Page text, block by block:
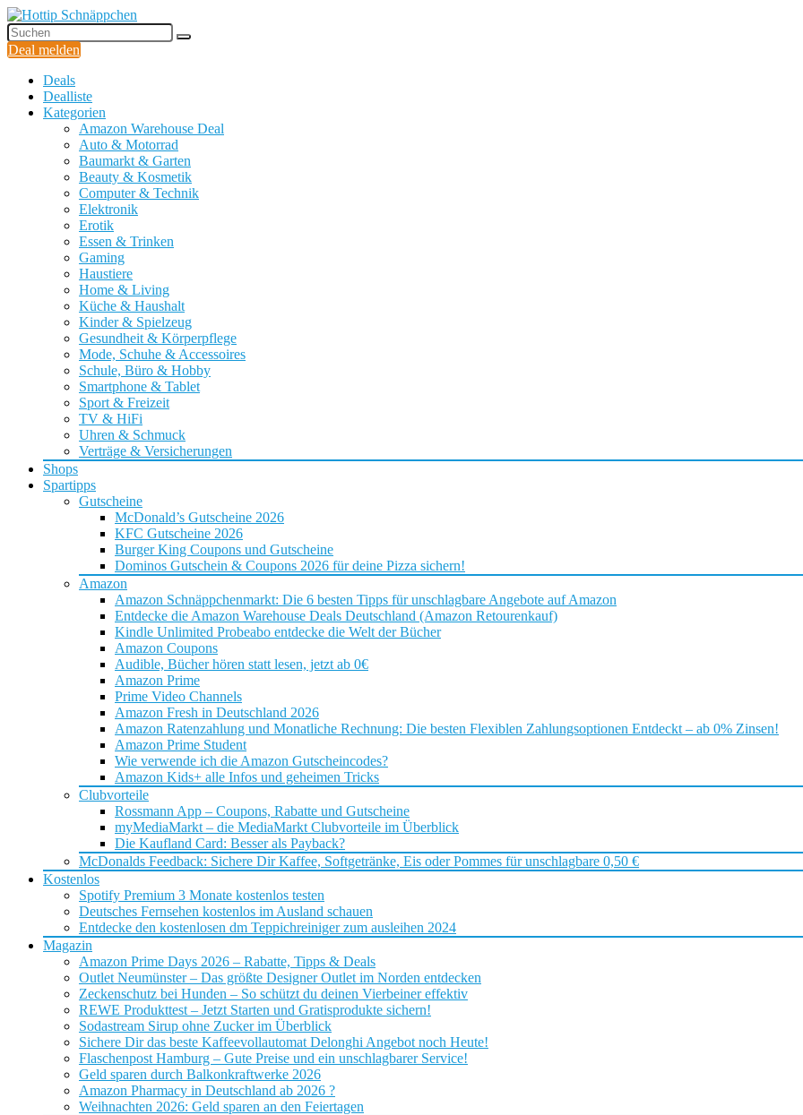
Deal melden
Deals
Dealliste
Kategorien
Amazon Warehouse Deal
Auto & Motorrad
Baumarkt & Garten
Beauty & Kosmetik
Computer & Technik
Elektronik
Erotik
Essen & Trinken
Gaming
Haustiere
Home & Living
Küche & Haushalt
Kinder & Spielzeug
Gesundheit & Körperpflege
Mode, Schuhe & Accessoires
Schule, Büro & Hobby
Smartphone & Tablet
Sport & Freizeit
TV & HiFi
Uhren & Schmuck
Verträge & Versicherungen
Shops
Spartipps
Gutscheine
McDonald’s Gutscheine 2026
KFC Gutscheine 2026
Burger King Coupons und Gutscheine
Dominos Gutschein & Coupons 2026 für deine Pizza sichern!
Amazon
Amazon Schnäppchenmarkt: Die 6 besten Tipps für unschlagbare Angebote auf Amazon
Entdecke die Amazon Warehouse Deals Deutschland (Amazon Retourenkauf)
Kindle Unlimited Probeabo entdecke die Welt der Bücher
Amazon Coupons
Audible, Bücher hören statt lesen, jetzt ab 0€
Amazon Prime
Prime Video Channels
Amazon Fresh in Deutschland 2026
Amazon Ratenzahlung und Monatliche Rechnung: Die besten Flexiblen Zahlungsoptionen Entdeckt – ab 0% Zinsen!
Amazon Prime Student
Wie verwende ich die Amazon Gutscheincodes?
Amazon Kids+ alle Infos und geheimen Tricks
Clubvorteile
Rossmann App – Coupons, Rabatte und Gutscheine
myMediaMarkt – die MediaMarkt Clubvorteile im Überblick
Die Kaufland Card: Besser als Payback?
McDonalds Feedback: Sichere Dir Kaffee, Softgetränke, Eis oder Pommes für unschlagbare 0,50 €
Kostenlos
Spotify Premium 3 Monate kostenlos testen
Deutsches Fernsehen kostenlos im Ausland schauen
Entdecke den kostenlosen dm Teppichreiniger zum ausleihen 2024
Magazin
Amazon Prime Days 2026 – Rabatte, Tipps & Deals
Outlet Neumünster – Das größte Designer Outlet im Norden entdecken
Zeckenschutz bei Hunden – So schützt du deinen Vierbeiner effektiv
REWE Produkttest – Jetzt Starten und Gratisprodukte sichern!
Sodastream Sirup ohne Zucker im Überblick
Sichere Dir das beste Kaffeevollautomat Delonghi Angebot noch Heute!
Flaschenpost Hamburg – Gute Preise und ein unschlagbarer Service!
Geld sparen durch Balkonkraftwerke 2026
Amazon Pharmacy in Deutschland ab 2026 ?
Weihnachten 2026: Geld sparen an den Feiertagen